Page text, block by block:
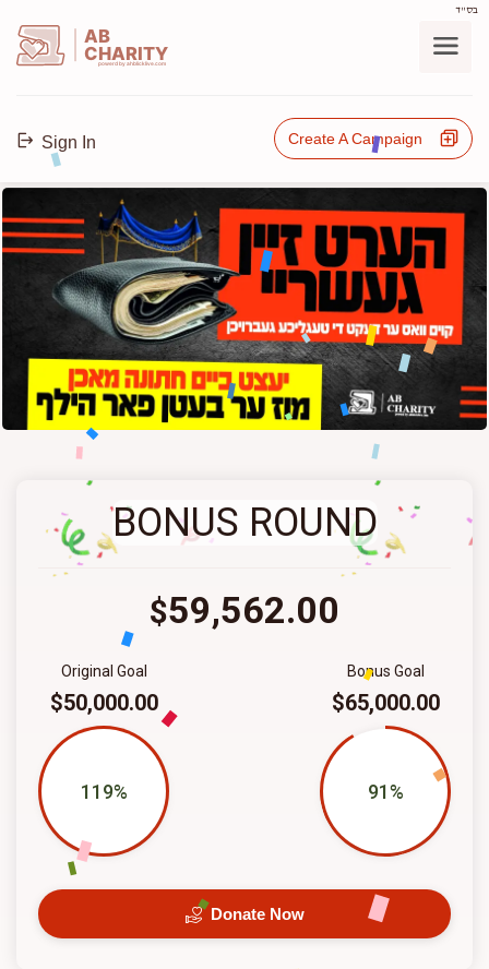
בס"ד
AB
CHARITY
powerd by ahblicklive.com
Sign In Create A Campaign
BONUS ROUND
$59,562.00
Bonus Goal
$65,000.00
91%
Original Goal
$50,000.00
119%
Donate Now